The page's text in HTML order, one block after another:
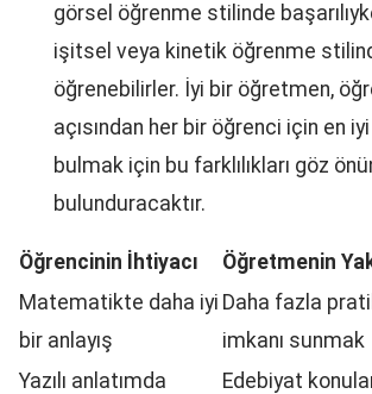
görsel öğrenme stilinde
işitsel veya kinetik öğrenme
öğrenebilirler. İyi bir öğretmen,
açısından her bir öğrenci için en iyi
bulmak için bu farklılıkları göz
bulunduracaktır.
Öğrencinin İhtiyacı
Öğretmenin
Matematikte daha iyi
bir anlayış
Daha fazla
imkanı sunmak
Yazılı anlatımda
Edebiyat